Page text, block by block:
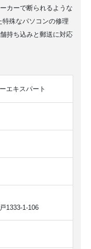
カーで断られるような
特殊なパソコンの修理
持ち込みと郵送に対応
エキスパート
1333-1-106